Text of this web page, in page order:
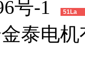
号-1 51La
泰电